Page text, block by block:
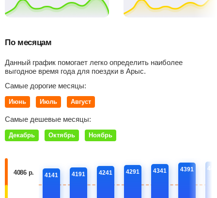
По месяцам
Данный график помогает легко определить наиболее
выгодное время года для поездки в Арыс.
Самые дорогие месяцы:
Июнь Июль Август
Самые дешевые месяцы:
Декабрь Октябрь Ноябрь
4086 р. 4141 4191 4241 4291 4341 4391